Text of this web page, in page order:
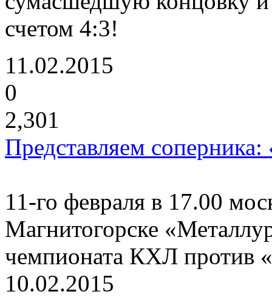
счетом 4:3!
11.02.2015
0
2,301
Представляем
11-го февраля в 17.00
Магнитогорске
чемпионата КХЛ против
10.02.2015